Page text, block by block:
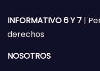
INFORMATIVO 6 Y 7 |
derechos
NOSOTROS